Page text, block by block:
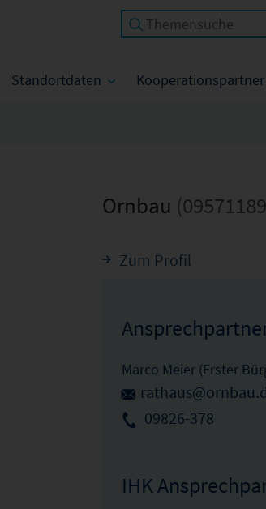
Standortdaten Kooperationspartner
Ornbau
Zum Profil
Marco Meier (Erster
09826-378
IHK